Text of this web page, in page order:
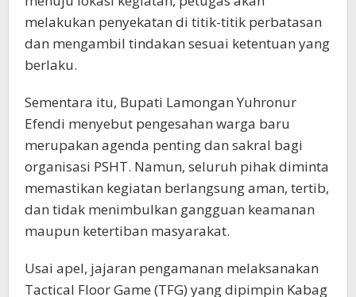
melakukan penyekatan di titik-titik perbatasan
dan mengambil tindakan sesuai ketentuan yang
berlaku.
Sementara itu, Bupati Lamongan Yuhronur
Efendi menyebut pengesahan warga baru
merupakan agenda penting dan sakral bagi
organisasi PSHT. Namun, seluruh pihak diminta
memastikan kegiatan berlangsung aman, tertib,
dan tidak menimbulkan gangguan keamanan
maupun ketertiban masyarakat.
Usai apel, jajaran pengamanan melaksanakan
Tactical Floor Game (TFG) yang dipimpin Kabag